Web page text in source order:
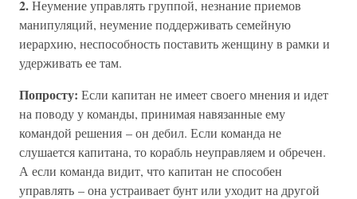
2.Неумение управлять группой, незнание приемов
манипуляций, неумение поддерживать семейную
иерархию, неспособность поставить женщину в рамки и
удерживать ее там.
Попросту: Если капитан не имеет своего мнения и идет
на поводу у команды, принимая навязанные ему
командой решения – он дебил. Если команда не
слушается капитана, то корабль неуправляем и обречен.
А если команда видит, что капитан не способен
управлять – она устраивает бунт или уходит на другой